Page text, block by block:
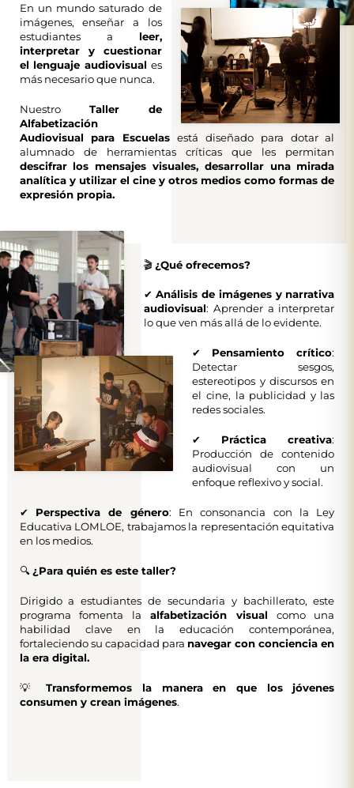
En un mundo saturado de
imágenes, enseñar a los
estudiantes a leer,
interpretar y cuestionar
el lenguaje audiovisual es
más necesario que nunca.
Nuestro Taller de
Alfabetización
Audiovisual para Escuelas está diseñado para dotar al
alumnado de herramientas críticas que les permitan
descifrar los mensajes visuales, desarrollar una mirada
analítica y utilizar el cine y otros medios como formas de
expresión propia.
🎬 ¿Qué ofrecemos?
✔ Análisis de imágenes y narrativa
audiovisual: Aprender a interpretar
lo que ven más allá de lo evidente.
✔ Pensamiento crítico:
Detectar sesgos,
estereotipos y discursos en
el cine, la publicidad y las
redes sociales.
✔ Práctica creativa:
Producción de contenido
audiovisual con un
enfoque reflexivo y social.
✔ Perspectiva de género: En consonancia con la Ley
Educativa LOMLOE, trabajamos la representación equitativa
en los medios.
🔍 ¿Para quién es este taller?
Dirigido a estudiantes de secundaria y bachillerato, este
programa fomenta la alfabetización visual como una
habilidad clave en la educación contemporánea,
fortaleciendo su capacidad para navegar con conciencia en
la era digital.
💡Transformemos la manera en que los jóvenes
consumen y crean imágenes.